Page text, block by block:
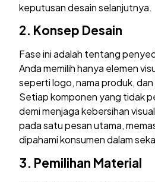
keputusan desain selanjutnya.
2. Konsep Desain
Fase ini adalah tentang
Anda memilih hanya elemen
seperti logo, nama produk,
Setiap komponen yang tidak
demi menjaga kebersihan
pada satu pesan utama,
dipahami konsumen dalam
3. Pemilihan Material